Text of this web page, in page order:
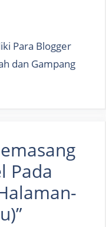
Para Blogger
dan Gampang
Pada